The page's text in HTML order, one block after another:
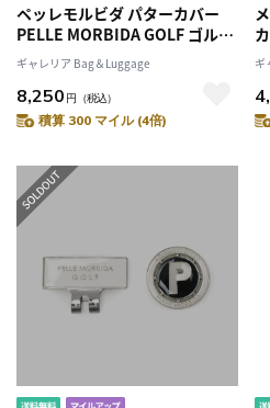
ペッレモルビダ パターカバー
PELLE MORBIDA GOLF ゴルフ
パターケース ヘッドカバー ク
ラブカバー ゴルフクラブヘッド
カバー ゴルフクラブ カバー 合
成皮革 合皮 パター パター用 マ
ギャレリア Bag＆Luggage
8,250 円 （税込）
積算 300 マイル (4倍)
メー
ギ